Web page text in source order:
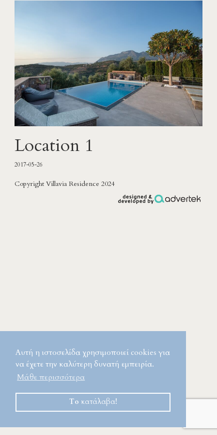
Αυτή η ιστοσελίδα χρησιμοποιεί cookies για
να έχετε την καλύτερη δυνατή εμπειρία.
Μάθε περισσότερα
Το κατάλαβα!
Location 1
2017-05-26
Copyright Villavia Residence 2024